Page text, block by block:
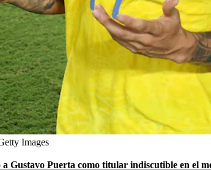
Images
a Gustavo Puerta como titular indiscutible en el